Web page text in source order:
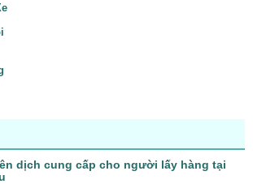
dịch cung cấp cho người lấy hàng tại